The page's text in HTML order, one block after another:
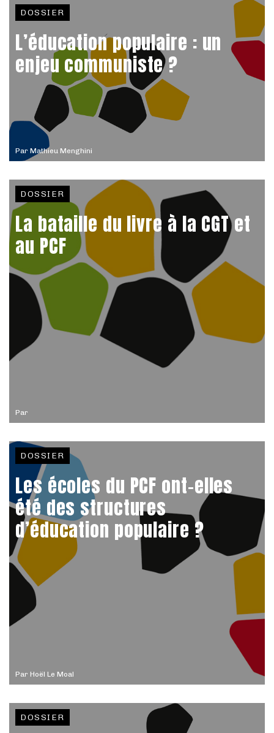
Par Mathieu Menghini
DOSSIER
L’éducation populaire : un
enjeu communiste ?
Par
DOSSIER
La bataille du livre à la CGT et
au PCF
Par Hoël Le Moal
DOSSIER
Les écoles du PCF ont-elles
été des structures
d’éducation populaire ?
DOSSIER